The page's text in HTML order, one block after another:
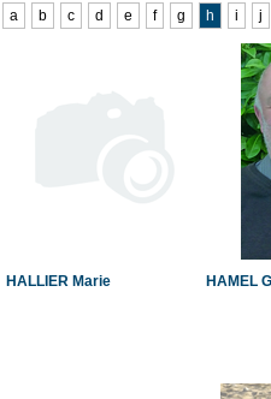
a
b c d e f g h i j
HALLIER Marie HAMEL